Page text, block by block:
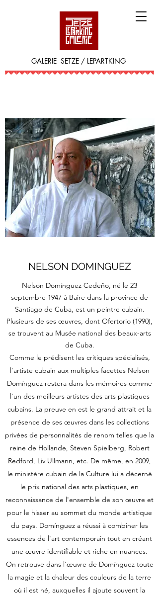
GALERIE SETZE / LEPARTKING
NELSON DOMINGUEZ
Nelson Domínguez Cedeño, né le 23
septembre 1947 à Baire dans la province de
Santiago de Cuba, est un peintre cubain.
Plusieurs de ses œuvres, dont Ofertorio (1990),
se trouvent au Musée national des beaux-arts
de Cuba.
Comme le prédisent les critiques spécialisés,
l'artiste cubain aux multiples facettes Nelson
Domínguez restera dans les mémoires comme
l'un des meilleurs artistes des arts plastiques
cubains. La preuve en est le grand attrait et la
présence de ses œuvres dans les collections
privées de personnalités de renom telles que la
reine de Hollande, Steven Spielberg, Robert
Redford, Liv Ullmann, etc. De même, en 2009,
le ministère cubain de la Culture lui a décerné
le prix national des arts plastiques, en
reconnaissance de l'ensemble de son œuvre et
pour le hisser au sommet du monde artistique
du pays. Domínguez a réussi à combiner les
essences de l'art contemporain tout en créant
une œuvre identifiable et riche en nuances.
On retrouve dans l'œuvre de Domínguez toute
la magie et la chaleur des couleurs de la terre
où il est né, auxquelles il ajoute souvent la